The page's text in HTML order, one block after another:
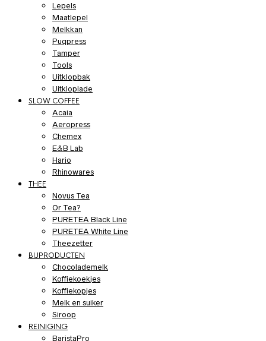
Lepels
Maatlepel
Melkkan
Puqpress
Tamper
Tools
Uitklopbak
Uitkloplade
SLOW COFFEE
Acaia
Aeropress
Chemex
E&B Lab
Hario
Rhinowares
THEE
Novus Tea
Or Tea?
PURETEA Black Line
PURETEA White Line
Theezetter
BIJPRODUCTEN
Chocolademelk
Koffiekoekjes
Koffiekopjes
Melk en suiker
Siroop
REINIGING
BaristaPro